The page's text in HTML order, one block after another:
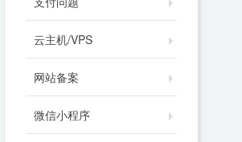
云主机/VPS
网站备案
微信小程序